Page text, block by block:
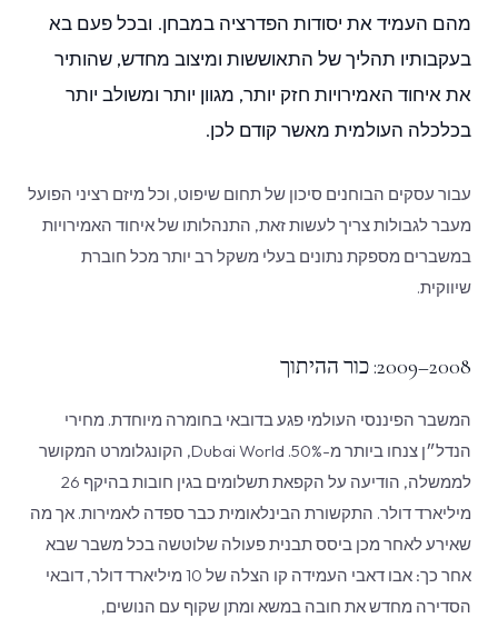
מהם העמיד את יסודות הפדרציה במבחן. ובכל פעם בא
בעקבותיו תהליך של התאוששות ומיצוב מחדש, שהותיר
את איחוד האמירויות חזק יותר, מגוון יותר ומשולב יותר
בכלכלה העולמית מאשר קודם לכן.
עבור עסקים הבוחנים סיכון של תחום שיפוט, וכל מיזם רציני הפועל
מעבר לגבולות צריך לעשות זאת, התנהלותו של איחוד האמירויות
במשברים מספקת נתונים בעלי משקל רב יותר מכל חוברת
שיווקית.
2008–2009: כור ההיתוך
המשבר הפיננסי העולמי פגע בדובאי בחומרה מיוחדת. מחירי
הנדל״ן צנחו ביותר מ-50%. Dubai World, הקונגלומרט המקושר
לממשלה, הודיעה על הקפאת תשלומים בגין חובות בהיקף 26
מיליארד דולר. התקשורת הבינלאומית כבר ספדה לאמירות. אך מה
שאירע לאחר מכן ביסס תבנית פעולה שלוטשה בכל משבר שבא
אחר כך: אבו דאבי העמידה קו הצלה של 10 מיליארד דולר, דובאי
הסדירה מחדש את חובה במשא ומתן שקוף עם הנושים,